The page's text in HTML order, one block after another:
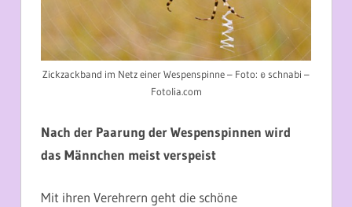
Zickzackband im Netz einer Wespenspinne – Foto: © schnabi –
Fotolia.com
Nach der Paarung der Wespenspinnen wird
das Männchen meist verspeist
Mit ihren Verehrern geht die schöne